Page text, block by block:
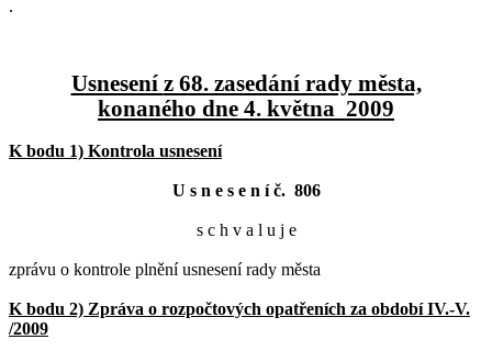
.
Usnesení z 68. zasedání rady města,
konaného dne 4. května 2009
K bodu 1) Kontrola usnesení
U s n e s e n í č. 806
s c h v a l u j e
zprávu o kontrole plnění usnesení rady města
K bodu 2) Zpráva o rozpočtových opatřeních za období IV.-V.
/2009